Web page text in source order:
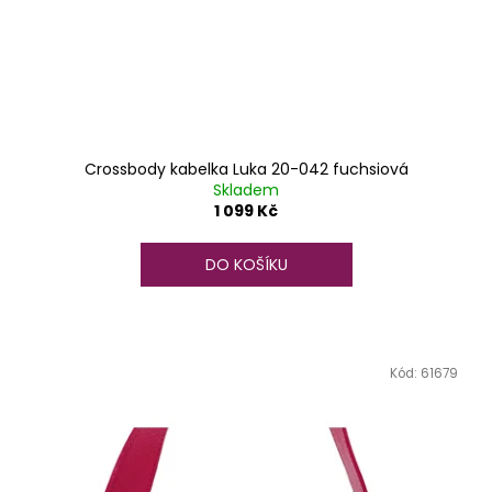
Crossbody kabelka Luka 20-042 fuchsiová
Skladem
1 099 Kč
DO KOŠÍKU
Kód: 61679